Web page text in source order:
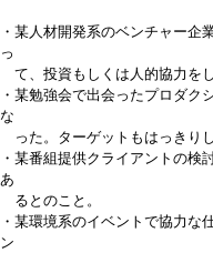
・某人材開発系のベンチャー企
っ
て、投資もしくは人的協力を
・某勉強会で出会ったプロダク
な
った。ターゲットもはっきり
・某番組提供クライアントの検
あ
るとのこと。
・某環境系のイベントで協力な
ン